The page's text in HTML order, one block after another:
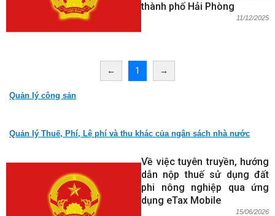
thành phố Hải Phòng
11/12/2025
← 1 →
Quản lý công sản
Quản lý Thuế, Phí, Lệ phí và thu khác của ngân sách nhà nước
Về việc tuyên truyền, hướng
dẫn nộp thuế sử dụng đất
phi nông nghiệp qua ứng
dụng eTax Mobile
15/06/2026